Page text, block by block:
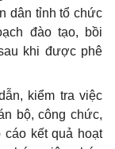
dân tỉnh tổ chức
đào tạo, bồi
khi được phê
kiểm tra việc
bộ, công chức,
kết quả hoạt